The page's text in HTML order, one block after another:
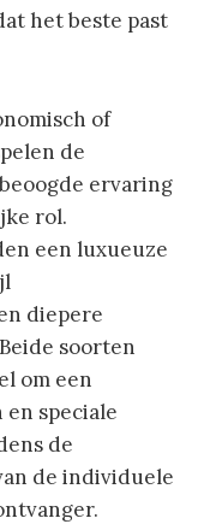
het beste past
of
de
ervaring
rol.
een luxueuze
diepere
soorten
om een
speciale
de
de individuele